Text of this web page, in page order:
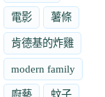
電影 薯條
肯德基的炸雞
modern family